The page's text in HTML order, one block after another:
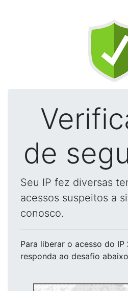
de
Seu IP fez diversas
acessos suspeitos a
conosco.
Para liberar o acesso do IP
responda ao desafio